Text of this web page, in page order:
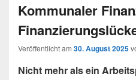
Kommunaler
Veröffentlicht am 30. August 2025
Nicht mehr als ein